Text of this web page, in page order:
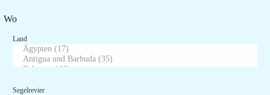
Wo
Land
Segelrevier